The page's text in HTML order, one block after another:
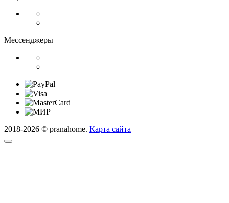
Мессенджеры
2018-2026 © pranahome. Карта сайта